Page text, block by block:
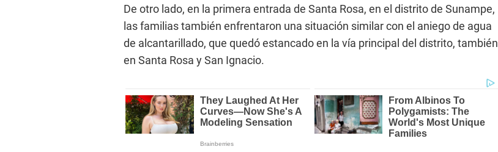
De otro lado, en la primera entrada de Santa Rosa, en el distrito de Sunampe,
las familias también enfrentaron una situación similar con el aniego de agua
de alcantarillado, que quedó estancado en la vía principal del distrito, también
en Santa Rosa y San Ignacio.